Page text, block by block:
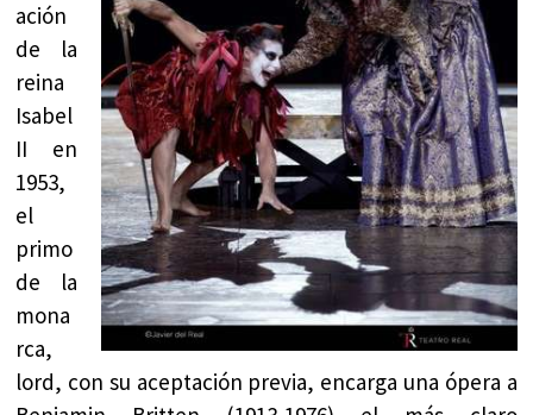
ación
de la
reina
Isabel
II en
1953,
el
primo
de la
mona
rca,
lord, con su aceptación previa, encarga una ópera a